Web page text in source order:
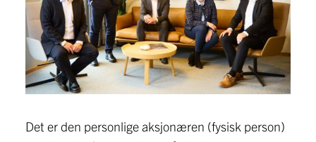
Det er den personlige aksjonæren (fysisk person)